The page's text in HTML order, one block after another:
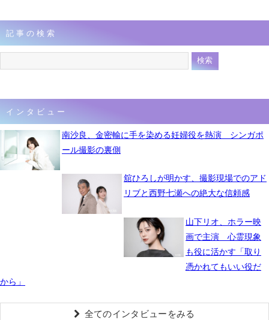
記事の検索
インタビュー
南沙良、金密輸に手を染める妊婦役を熱演 シンガポ
ール撮影の裏側
舘ひろしが明かす、撮影現場でのアド
リブと西野七瀬への絶大な信頼感
山下リオ、ホラー映
画で主演 心霊現象
も役に活かす「取り
憑かれてもいい役だ
から」
全てのインタビューをみる